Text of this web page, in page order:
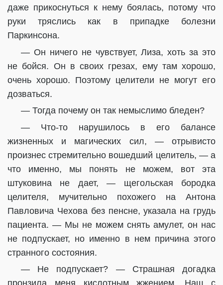
даже прикоснуться к нему боялась, потому что
руки тряслись как в припадке болезни
Паркинсона.
— Он ничего не чувствует, Лиза, хоть за это
не бойся. Он в своих грезах, ему там хорошо,
очень хорошо. Поэтому целители не могут его
дозваться.
— Тогда почему он так немыслимо бледен?
— Что-то нарушилось в его балансе
жизненных и магических сил, — отрывисто
произнес стремительно вошедший целитель, — а
что именно, мы понять не можем, вот эта
штуковина не дает, — щегольская бородка
целителя, мучительно похожего на Антона
Павловича Чехова без пенсне, указала на грудь
пациента. — Мы не можем снять амулет, он нас
не подпускает, но именно в нем причина этого
странного состояния.
— Не подпускает? — Страшная догадка